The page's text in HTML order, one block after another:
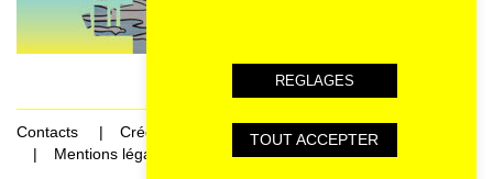
Contacts
Crédits
Mentions légales et données personnelles
REGLAGES
TOUT ACCEPTER